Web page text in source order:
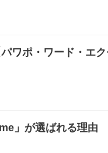
ワポ・ワード・エク
」が選ばれる理由